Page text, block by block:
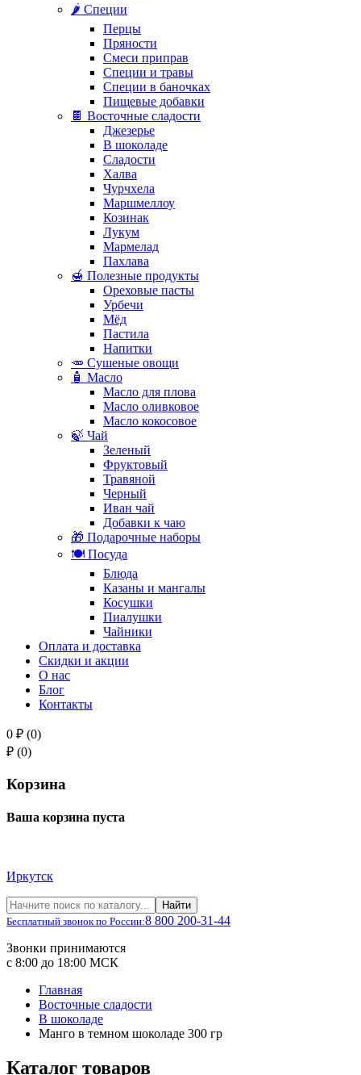
🌶️ Специи
Перцы
Пряности
Смеси приправ
Специи и травы
Специи в баночках
Пищевые добавки
🍫 Восточные сладости
Джезерье
В шоколаде
Сладости
Халва
Чурчхела
Маршмеллоу
Козинак
Лукум
Мармелад
Пахлава
🍯 Полезные продукты
Ореховые пасты
Урбечи
Мёд
Пастила
Напитки
🥕 Сушеные овощи
🧴 Масло
Масло для плова
Масло оливковое
Масло кокосовое
🍃 Чай
Зеленый
Фруктовый
Травяной
Черный
Иван чай
Добавки к чаю
🎁 Подарочные наборы
🍽️ Посуда
Блюда
Казаны и мангалы
Косушки
Пиалушки
Чайники
Оплата и доставка
Скидки и акции
О нас
Блог
Контакты
0 ₽ (0)
₽ (0)
Корзина
Ваша корзина пуста
Иркутск
Найти
Бесплатный звонок по России:8 800 200-31-44
Звонки принимаются
с 8:00 до 18:00 МСК
Главная
Восточные сладости
В шоколаде
Манго в темном шоколаде 300 гр
Каталог товаров